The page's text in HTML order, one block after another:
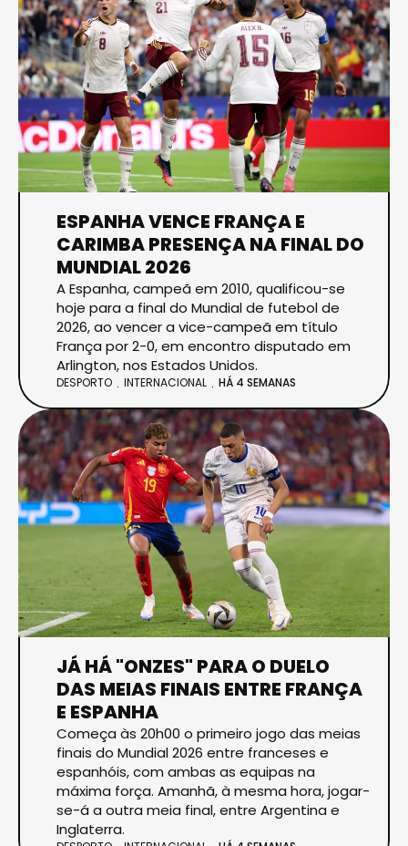
ESPANHA VENCE FRANÇA E
CARIMBA PRESENÇA NA FINAL DO
MUNDIAL 2026
A Espanha, campeã em 2010, qualificou-se
hoje para a final do Mundial de futebol de
2026, ao vencer a vice-campeã em título
França por 2-0, em encontro disputado em
Arlington, nos Estados Unidos.
DESPORTO INTERNACIONAL HÁ 4 SEMANAS
JÁ HÁ "ONZES" PARA O DUELO
DAS MEIAS FINAIS ENTRE FRANÇA
E ESPANHA
Começa às 20h00 o primeiro jogo das meias
finais do Mundial 2026 entre franceses e
espanhóis, com ambas as equipas na
máxima força. Amanhã, à mesma hora, jogar-
se-á a outra meia final, entre Argentina e
Inglaterra.